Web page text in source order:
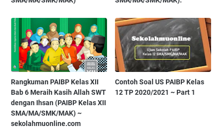
Rangkuman PAIBP Kelas XII
Bab 6 Meraih Kasih Allah SWT
dengan Ihsan (PAIBP Kelas XII
SMA/MA/SMK/MAK) ~
sekolahmuonline.com
Contoh Soal US PAIBP Kelas
12 TP 2020/2021 ~ Part 1